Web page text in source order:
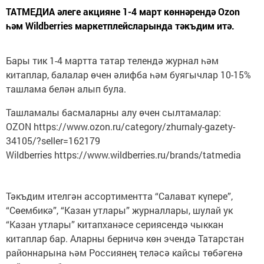
ТАТМЕДИА әлеге акцияне 1-4 март көннәрендә Ozon
һәм Wildberries маркетплейсларында тәкъдим итә.
Бары тик 1-4 мартта татар телендә журнал һәм
китаплар, балалар өчен әлифба һәм буягычлар 10-15%
ташлама белән алып була.
Ташламалы басмаларны алу өчен сылтамалар:
OZON https://www.ozon.ru/category/zhurnaly-gazety-
34105/?seller=162179
Wildberries https://www.wildberries.ru/brands/tatmedia
Тәкъдим ителгән ассортиментта “Салават күпере”,
“Сөембикә”, “Казан утлары” журналлары, шулай ук
“Казан утлары” китапханәсе сериясендә чыккан
китаплар бар. Аларны берничә көн эчендә Татарстан
районнарына һәм Россиянең теләсә кайсы төбәгенә